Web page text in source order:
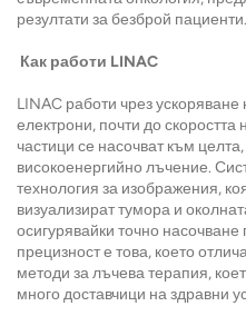
резултати за безброй пациенти.
Как работи LINAC
LINAC работи чрез ускоряване
електрони, почти до скоростта
частици се насочват към
високоенергийно лъчение.
технология за изображения,
визуализират тумора и
осигурявайки точно
прецизност е това, което
методи за лъчева терапия,
много доставчици на здравни